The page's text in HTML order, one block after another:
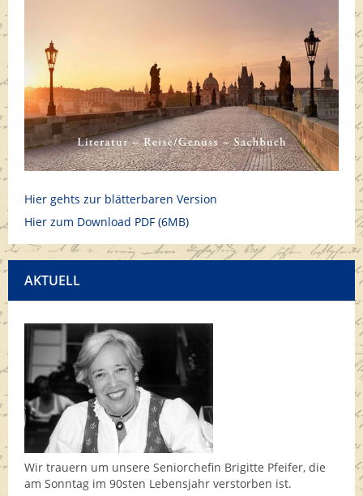
Hier gehts zur blätterbaren Version
Hier zum Download PDF (6MB)
AKTUELL
Wir trauern um unsere Seniorchefin Brigitte Pfeifer, die
am Sonntag im 90sten Lebensjahr verstorben ist.